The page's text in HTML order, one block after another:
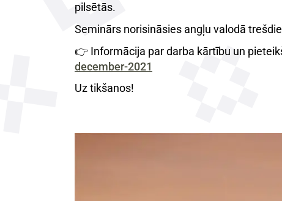
pilsētās.
Seminārs norisināsies angļu valodā
👉 Informācija par darba kārtību un
december-2021
Uz tikšanos!